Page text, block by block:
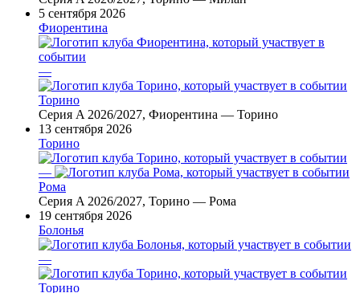
5 сентября 2026
Фиорентина
—
Торино
Серия A 2026/2027, Фиорентина — Торино
13 сентября 2026
Торино
—
Рома
Серия A 2026/2027, Торино — Рома
19 сентября 2026
Болонья
—
Торино